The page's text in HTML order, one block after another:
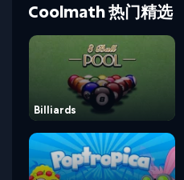
Coolmath 热门精选
Billiards